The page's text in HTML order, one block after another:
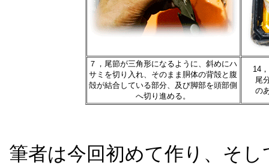
７，尾節が三角形になるように、斜めにハ
サミを切り入れ、そのまま胴体の背殻と腹
殻が結合している部分、及び脚部を頭部側
へ切り進める。
14
尾
の
筆者は今回初めて作り、そ